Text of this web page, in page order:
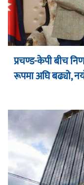
प्रचण्ड-केपी बीच
रूपमा अघि बढ्यो,